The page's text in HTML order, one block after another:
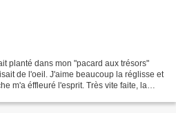
planté dans mon "pacard aux trésors"
de l'oeil. J'aime beaucoup la réglisse et
m'a éffleuré l'esprit. Très vite faite, la